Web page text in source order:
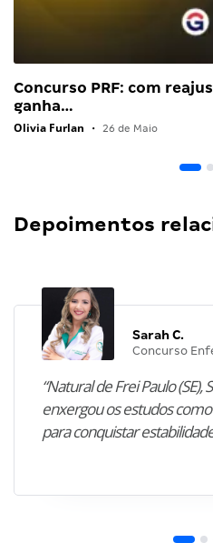
Concurso PRF: com
ganha…
Olivia Furlan • 26 de Maio
Depoimentos
Sarah C.
Concurso
“Natural de Frei Paulo (SE),
enxergou os estudos
para conquistar